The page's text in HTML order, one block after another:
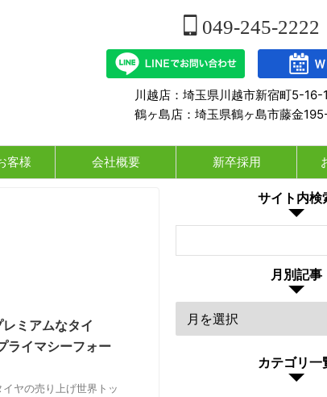
049-245-2222
川越店：埼玉県川越市新宿町5-16-
鶴ヶ島店：埼玉県鶴ヶ島市藤金
客様 会社概要 新卒採用
ミアムなタイ
ライマシーフォー
ヤの売り上げ世界トッ
サイト内検
月別記事
カテゴリ一